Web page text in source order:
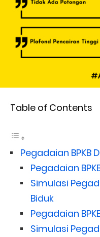
Table of Contents
Pegadaian BPKB
Pegadaian
Simulasi
Biduk
Pegadaian
Simulasi